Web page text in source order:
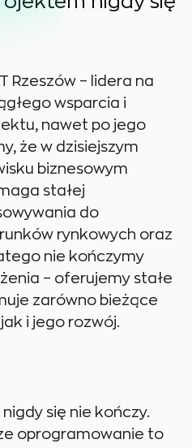
Rzeszów – lidera na
wsparcia i
nawet po jego
że w dzisiejszym
biznesowym
stałej
do
rynkowych oraz
nie kończymy
– oferujemy stałe
zarówno bieżące
i jego rozwój.
się nie kończy.
oprogramowanie to